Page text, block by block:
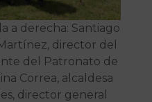
a derecha: Santiago
director del
del Patronato de
Correa, alcaldesa
director general